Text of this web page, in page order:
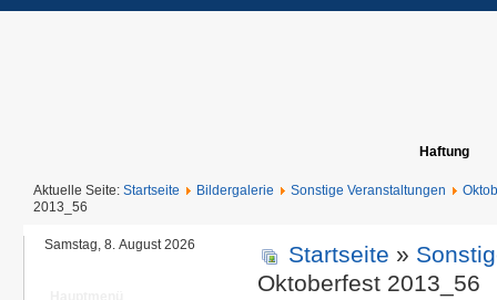
Haftung
Aktuelle Seite: Startseite Bildergalerie Sonstige Veranstaltungen
2013_56
Samstag, 8. August 2026 Startseite »
Oktoberfest 2013_56